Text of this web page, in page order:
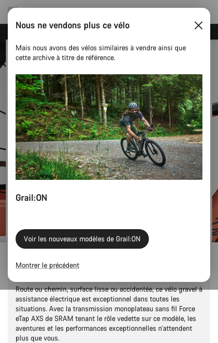
Recevez nos meilleures offres avec la newsletter Canyon
Grail:ON CF 8 eTap
Route ou chemin, surface lisse ou accidentée, ce vélo gravel à
assistance électrique est exceptionnel dans toutes les
situations. Avec la transmission monoplateau sans fil Force
eTap AXS de SRAM tenant le rôle vedette sur ce modèle, les
aventures et les performances exceptionnelles n’attendent
plus que vous.
Nous ne vendons plus ce vélo
Mais nous avons des vélos similaires à vendre ainsi que
cette archive à titre de référence.
Grail:ON
Voir les nouveaux modèles de Grail:ON
Montrer le précédent